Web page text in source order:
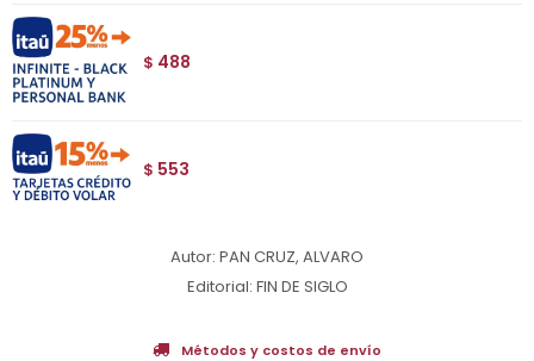
$ 488
$ 553
Autor: PAN CRUZ, ALVARO
Editorial: FIN DE SIGLO
Métodos y costos de envío